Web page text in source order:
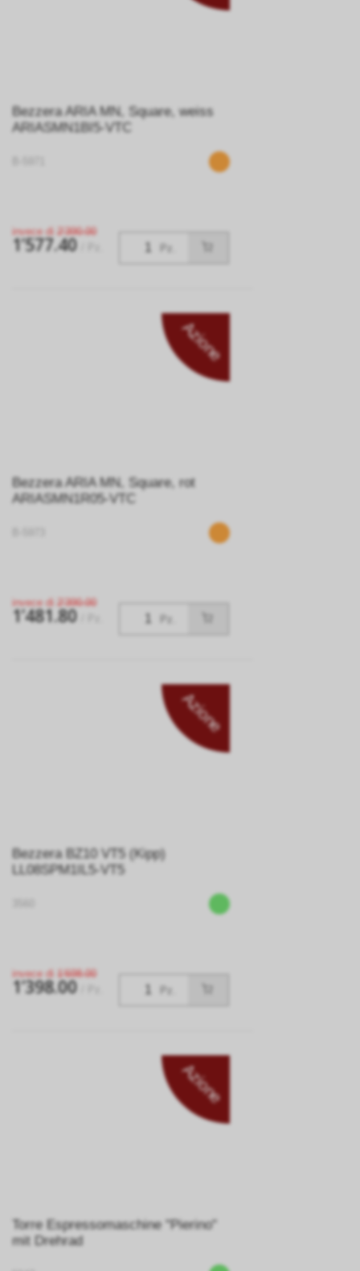
Bezzera ARIA MN, Square, weiss
ARIASMN1BI5-VTC
Pz.
invece di 2’390.00
1’577.40
Azione
Bezzera ARIA MN, Square, rot
ARIASMN1R05-VTC
Pz.
invece di 2’390.00
1’481.80
Azione
Bezzera BZ10 VT5 (Kipp)
LL08SPM1IL5-VT5
Pz.
invece di 1’698.00
1’398.00
Azione
Torre Espressomaschine "Pierino"
mit Drehrad